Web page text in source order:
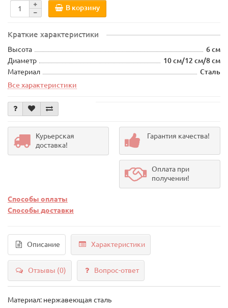
В корзину
Краткие характеристики
Высота
6 см
Диаметр
10 см/12 см/8 см
Материал
Сталь
Все характеристики
Курьерская
доставка!
Гарантия качества!
Оплата при
получении!
Способы оплаты
Способы доставки
Описание Характеристики
Отзывы (0) Вопрос-ответ
Материал: нержавеющая сталь